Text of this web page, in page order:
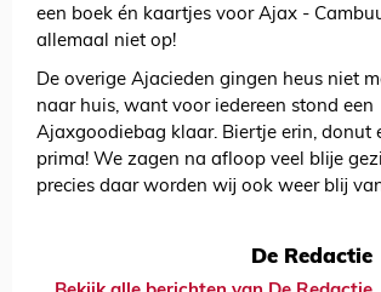
een boek én kaartjes voor Ajax -
allemaal niet op!
De overige Ajacieden gingen heus niet
naar huis, want voor iedereen stond een
Ajaxgoodiebag klaar. Biertje erin, donut
prima! We zagen na afloop veel blije
precies daar worden wij ook weer blij
De Redactie